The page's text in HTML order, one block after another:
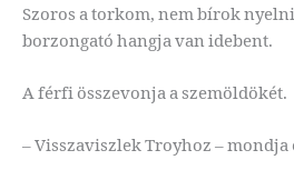
Szoros a torkom, nem bírok
borzongató hangja van idebent.
A férfi összevonja a szemöldökét.
– Visszaviszlek Troyhoz – mondja